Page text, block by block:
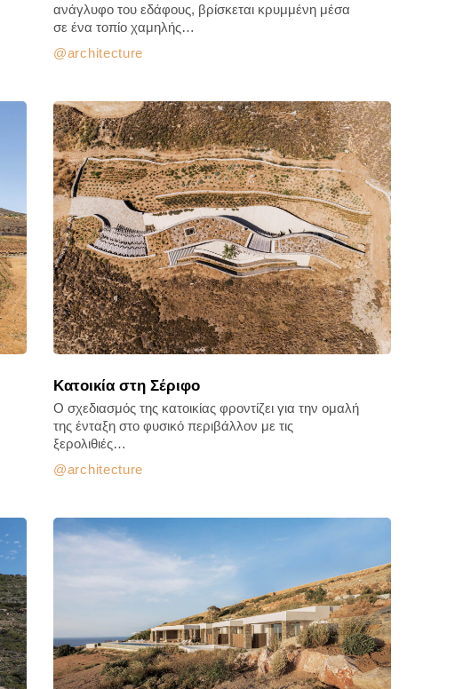
architecture
ανάγλυφο του εδάφους, βρίσκεται κρυμμένη μέσα
σε ένα τοπίο χαμηλής…
Κατοικία στη Σέριφο
architecture
Ο σχεδιασμός της κατοικίας φροντίζει για την ομαλή
της ένταξη στο φυσικό περιβάλλον με τις
ξερολιθιές…